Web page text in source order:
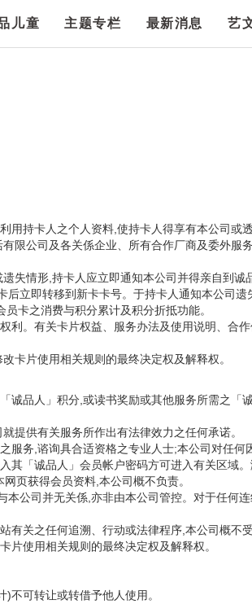
儿童 主题专栏 最新消息 艺
用持卡人之个人资料,使持卡人得享有本公司
限公司及各关係企业、所有合作厂商及委外服
失情形,持卡人应立即通知本公司并得亲自到
立即转移到新卡卡号。于持卡人通知本公司遗
卡之消费与积分累计及积分折抵功能。
利。有关卡片权益、服务办法及使用说明、合
卡片使用相关规则的最终决定权及解释权。
品人」积分,或读书奖励或其他服务所需之「
提供有关服务所作出有法律效力之任何承诺。
务,谘询具合适资格之专业人士;本公司对任何
「诚品人」会员帐户密码方可进入有关区域
页获得会员资料,本公司概不负责。
公司并无关係,亦非由本公司管控。对于任何
关之任何追溯、行动或法律程序,本公司概不受
片使用相关规则的最终决定权及解释权。
不可转让或转借予他人使用。